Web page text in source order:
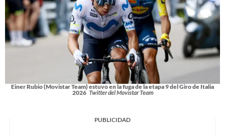
Einer Rubio (Movistar Team) estuvo en la fuga de la etapa 9 del Giro de Italia
2026 Twitter del Movistar Team
PUBLICIDAD